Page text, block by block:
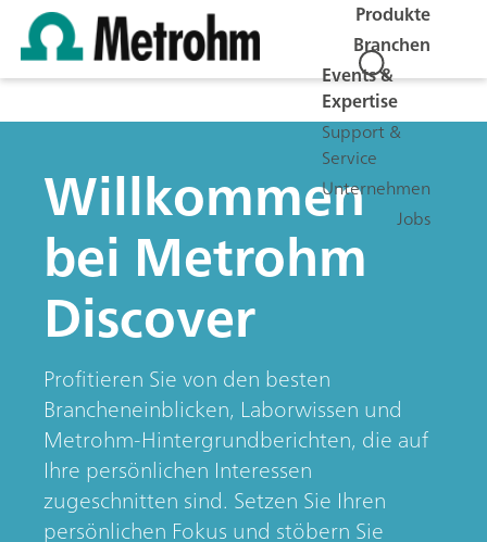
Produkte
Branchen
Events &
Expertise
Support &
Service
Unternehmen
Jobs
Willkommen
bei Metrohm
Discover
Profitieren Sie von den besten
Brancheneinblicken, Laborwissen und
Metrohm-Hintergrundberichten, die auf
Ihre persönlichen Interessen
zugeschnitten sind. Setzen Sie Ihren
persönlichen Fokus und stöbern Sie